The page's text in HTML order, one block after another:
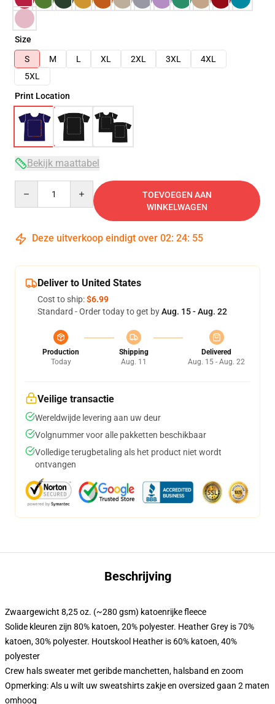
Size
S
M L XL 2XL 3XL
4XL
5XL
Print Location
Bekijk maattabel
TOEVOEGEN AAN
WINKELWAGEN
Deze uitverkoop eindigt over 02: 24: 54
Deliver to United States
Cost to ship:$6.99
Standard - Order today to get byAug. 15 - Aug. 22
Production
Today
Shipping
Aug. 11
Delivered
Aug. 15 - Aug. 22
Veilige transactie
Wereldwijde levering aan uw deur
Volgnummer voor alle pakketten beschikbaar
Volledige terugbetaling als het product niet wordt
ontvangen
Beschrijving
Zwaargewicht 8,25 oz. (~280 gsm) katoenrijke fleece
Solide kleuren zijn 80% katoen, 20% polyester. Heather Grey is 70%
katoen, 30% polyester. Houtskool Heather is 60% katoen, 40%
polyester
Crew hals sweater met geribde manchetten, halsband en zoom
Opmerking: Als u wilt uw sweatshirts zakje en oversized gaan 2 maten
omhoog